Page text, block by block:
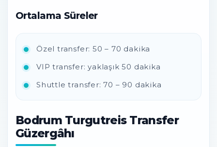
Ortalama Süreler
Özel transfer: 50 – 70 dakika
VIP transfer: yaklaşık 50 dakika
Shuttle transfer: 70 – 90 dakika
Bodrum Turgutreis Transfer
Güzergâhı